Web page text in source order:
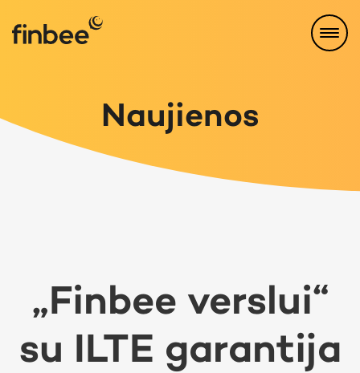
Naujienos
„Finbee verslui“
su ILTE garantija